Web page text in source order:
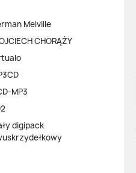
Melville
CHORĄŻY
MP3
digipack